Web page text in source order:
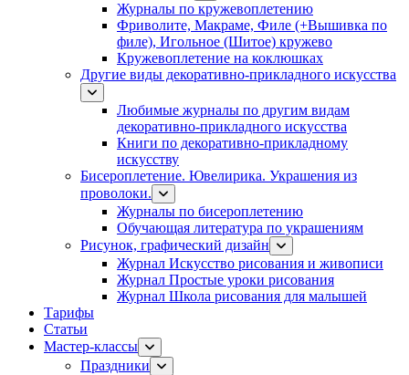
Журналы по кружевоплетению
Фриволите, Макраме, Филе (+Вышивка по
филе), Игольное (Шитое) кружево
Кружевоплетение на коклюшках
Другие виды декоративно-прикладного искусства
Любимые журналы по другим видам
декоративно-прикладного искусства
Книги по декоративно-прикладному
искусству
Бисероплетение. Ювелирика. Украшения из
проволоки.
Журналы по бисероплетению
Обучающая литература по украшениям
Рисунок, графический дизайн
Журнал Искусство рисования и живописи
Журнал Простые уроки рисования
Журнал Школа рисования для малышей
Тарифы
Статьи
Мастер-классы
Праздники